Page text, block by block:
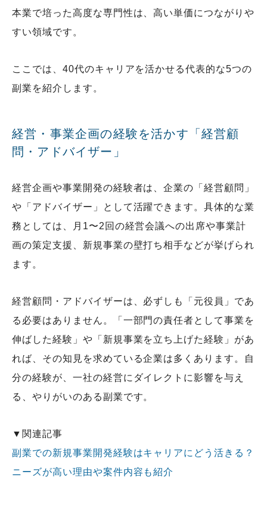
本業で培った高度な専門性は、高い単価につながりや
すい領域です。
ここでは、40代のキャリアを活かせる代表的な5つの
副業を紹介します。
経営・事業企画の経験を活かす「経営顧
問・アドバイザー」
経営企画や事業開発の経験者は、企業の「経営顧問」
や「アドバイザー」として活躍できます。具体的な業
務としては、月1〜2回の経営会議への出席や事業計
画の策定支援、新規事業の壁打ち相手などが挙げられ
ます。
経営顧問・アドバイザーは、必ずしも「元役員」であ
る必要はありません。「一部門の責任者として事業を
伸ばした経験」や「新規事業を立ち上げた経験」があ
れば、その知見を求めている企業は多くあります。自
分の経験が、一社の経営にダイレクトに影響を与え
る、やりがいのある副業です。
▼関連記事
副業での新規事業開発経験はキャリアにどう活きる？
ニーズが高い理由や案件内容も紹介